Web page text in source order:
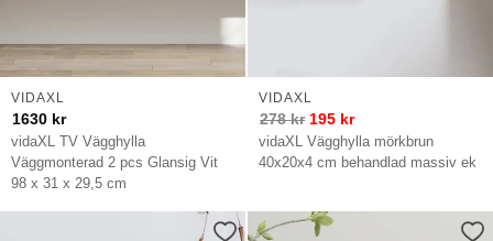
vidaXL TV Vägghylla
Väggmonterad 2 pcs Glansig Vit
98 x 31 x 29,5 cm
VIDAXL
1630 kr
vidaXL Vägghylla mörkbrun
40x20x4 cm behandlad massiv ek
VIDAXL
278kr 195 kr